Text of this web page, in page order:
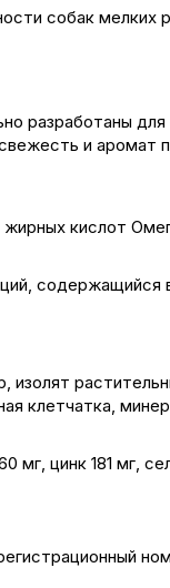
собак мелких
разработаны для
и аромат
кислот
содержащийся
клетчатка,
мг, цинк 181 мг,